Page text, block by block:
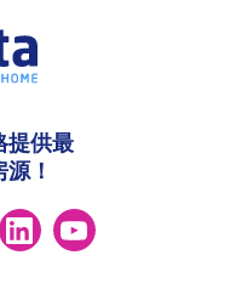
提供最
！